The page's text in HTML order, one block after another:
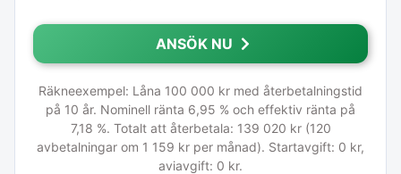
ANSÖK NU
Räkneexempel: Låna 100 000 kr med återbetalningstid
på 10 år. Nominell ränta 6,95 % och effektiv ränta på
7,18 %. Totalt att återbetala: 139 020 kr (120
avbetalningar om 1 159 kr per månad). Startavgift: 0 kr,
aviavgift: 0 kr.